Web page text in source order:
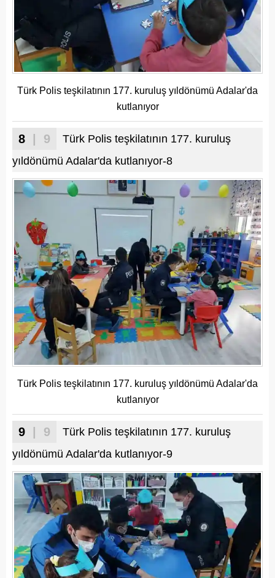
Türk Polis teşkilatının 177. kuruluş yıldönümü Adalar'da
kutlanıyor
8 | 9
Türk Polis teşkilatının 177. kuruluş
yıldönümü Adalar'da kutlanıyor-8
Türk Polis teşkilatının 177. kuruluş yıldönümü Adalar'da
kutlanıyor
9 | 9
Türk Polis teşkilatının 177. kuruluş
yıldönümü Adalar'da kutlanıyor-9